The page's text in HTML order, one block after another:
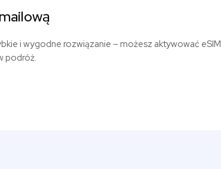
i wygodne rozwiązanie – możesz aktywować eSIM
podróż.